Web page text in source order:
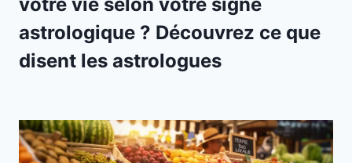
astrologique ? Découvrez ce que
disent les astrologues